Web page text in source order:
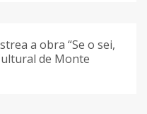
a obra “Se o sei,
de Monte